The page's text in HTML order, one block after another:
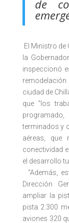
de
El Ministro de
la
inspeccionó
remodelación
ciudad de
que “los
terminados y
aéreas, que
conectividad
el desarrollo
“Además,
Dirección
ampliar la
pista 2.300
aviones 320